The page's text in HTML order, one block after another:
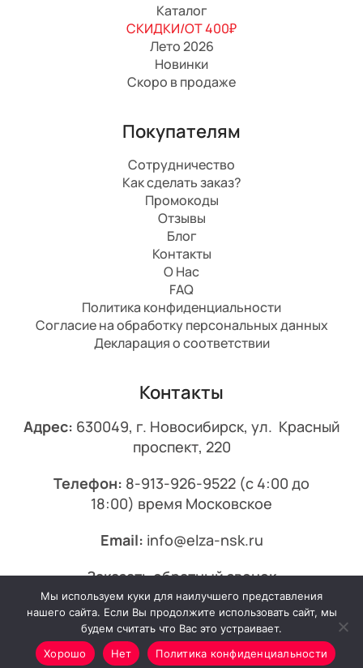
Каталог
СКИДКИ/ОТ 400₽
Лето 2026
Новинки
Скоро в продаже
Покупателям
Сотрудничество
Как сделать заказ?
Промокоды
Отзывы
Блог
Контакты
О Нас
FAQ
Политика конфиденциальности
Согласие на обработку персональных данных
Декларация о соответствии
Контакты
Адрес: 630049, г. Новосибирск, ул. Красный
проспект, 220
Телефон: 8-913-926-9522 (с 4:00 до
18:00) время Московское
Email: info@elza-nsk.ru
Заказать обратный звонок
© 2013-2026 Эльза.
Мы используем куки для наилучшего представления
нашего сайта. Если Вы продолжите использовать сайт, мы
будем считать что Вас это устраивает.
Хорошо
Нет Политика конфиденциальности
Минимальный заказ от 7000₽